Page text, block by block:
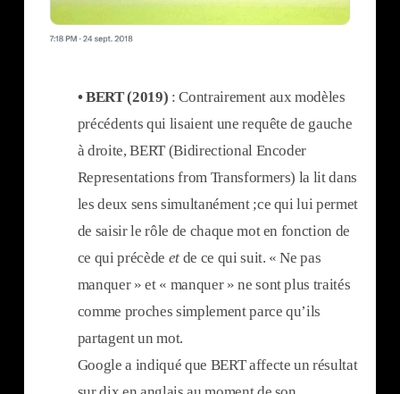
• BERT (2019) : Contrairement aux modèles
précédents qui lisaient une requête de gauche
à droite, BERT (Bidirectional Encoder
Representations from Transformers) la lit dans
les deux sens simultanément ;ce qui lui permet
de saisir le rôle de chaque mot en fonction de
ce qui précède etde ce qui suit. « Ne pas
manquer » et « manquer » ne sont plus traités
comme proches simplement parce qu’ils
partagent un mot.
Google a indiqué que BERT affecte un résultat